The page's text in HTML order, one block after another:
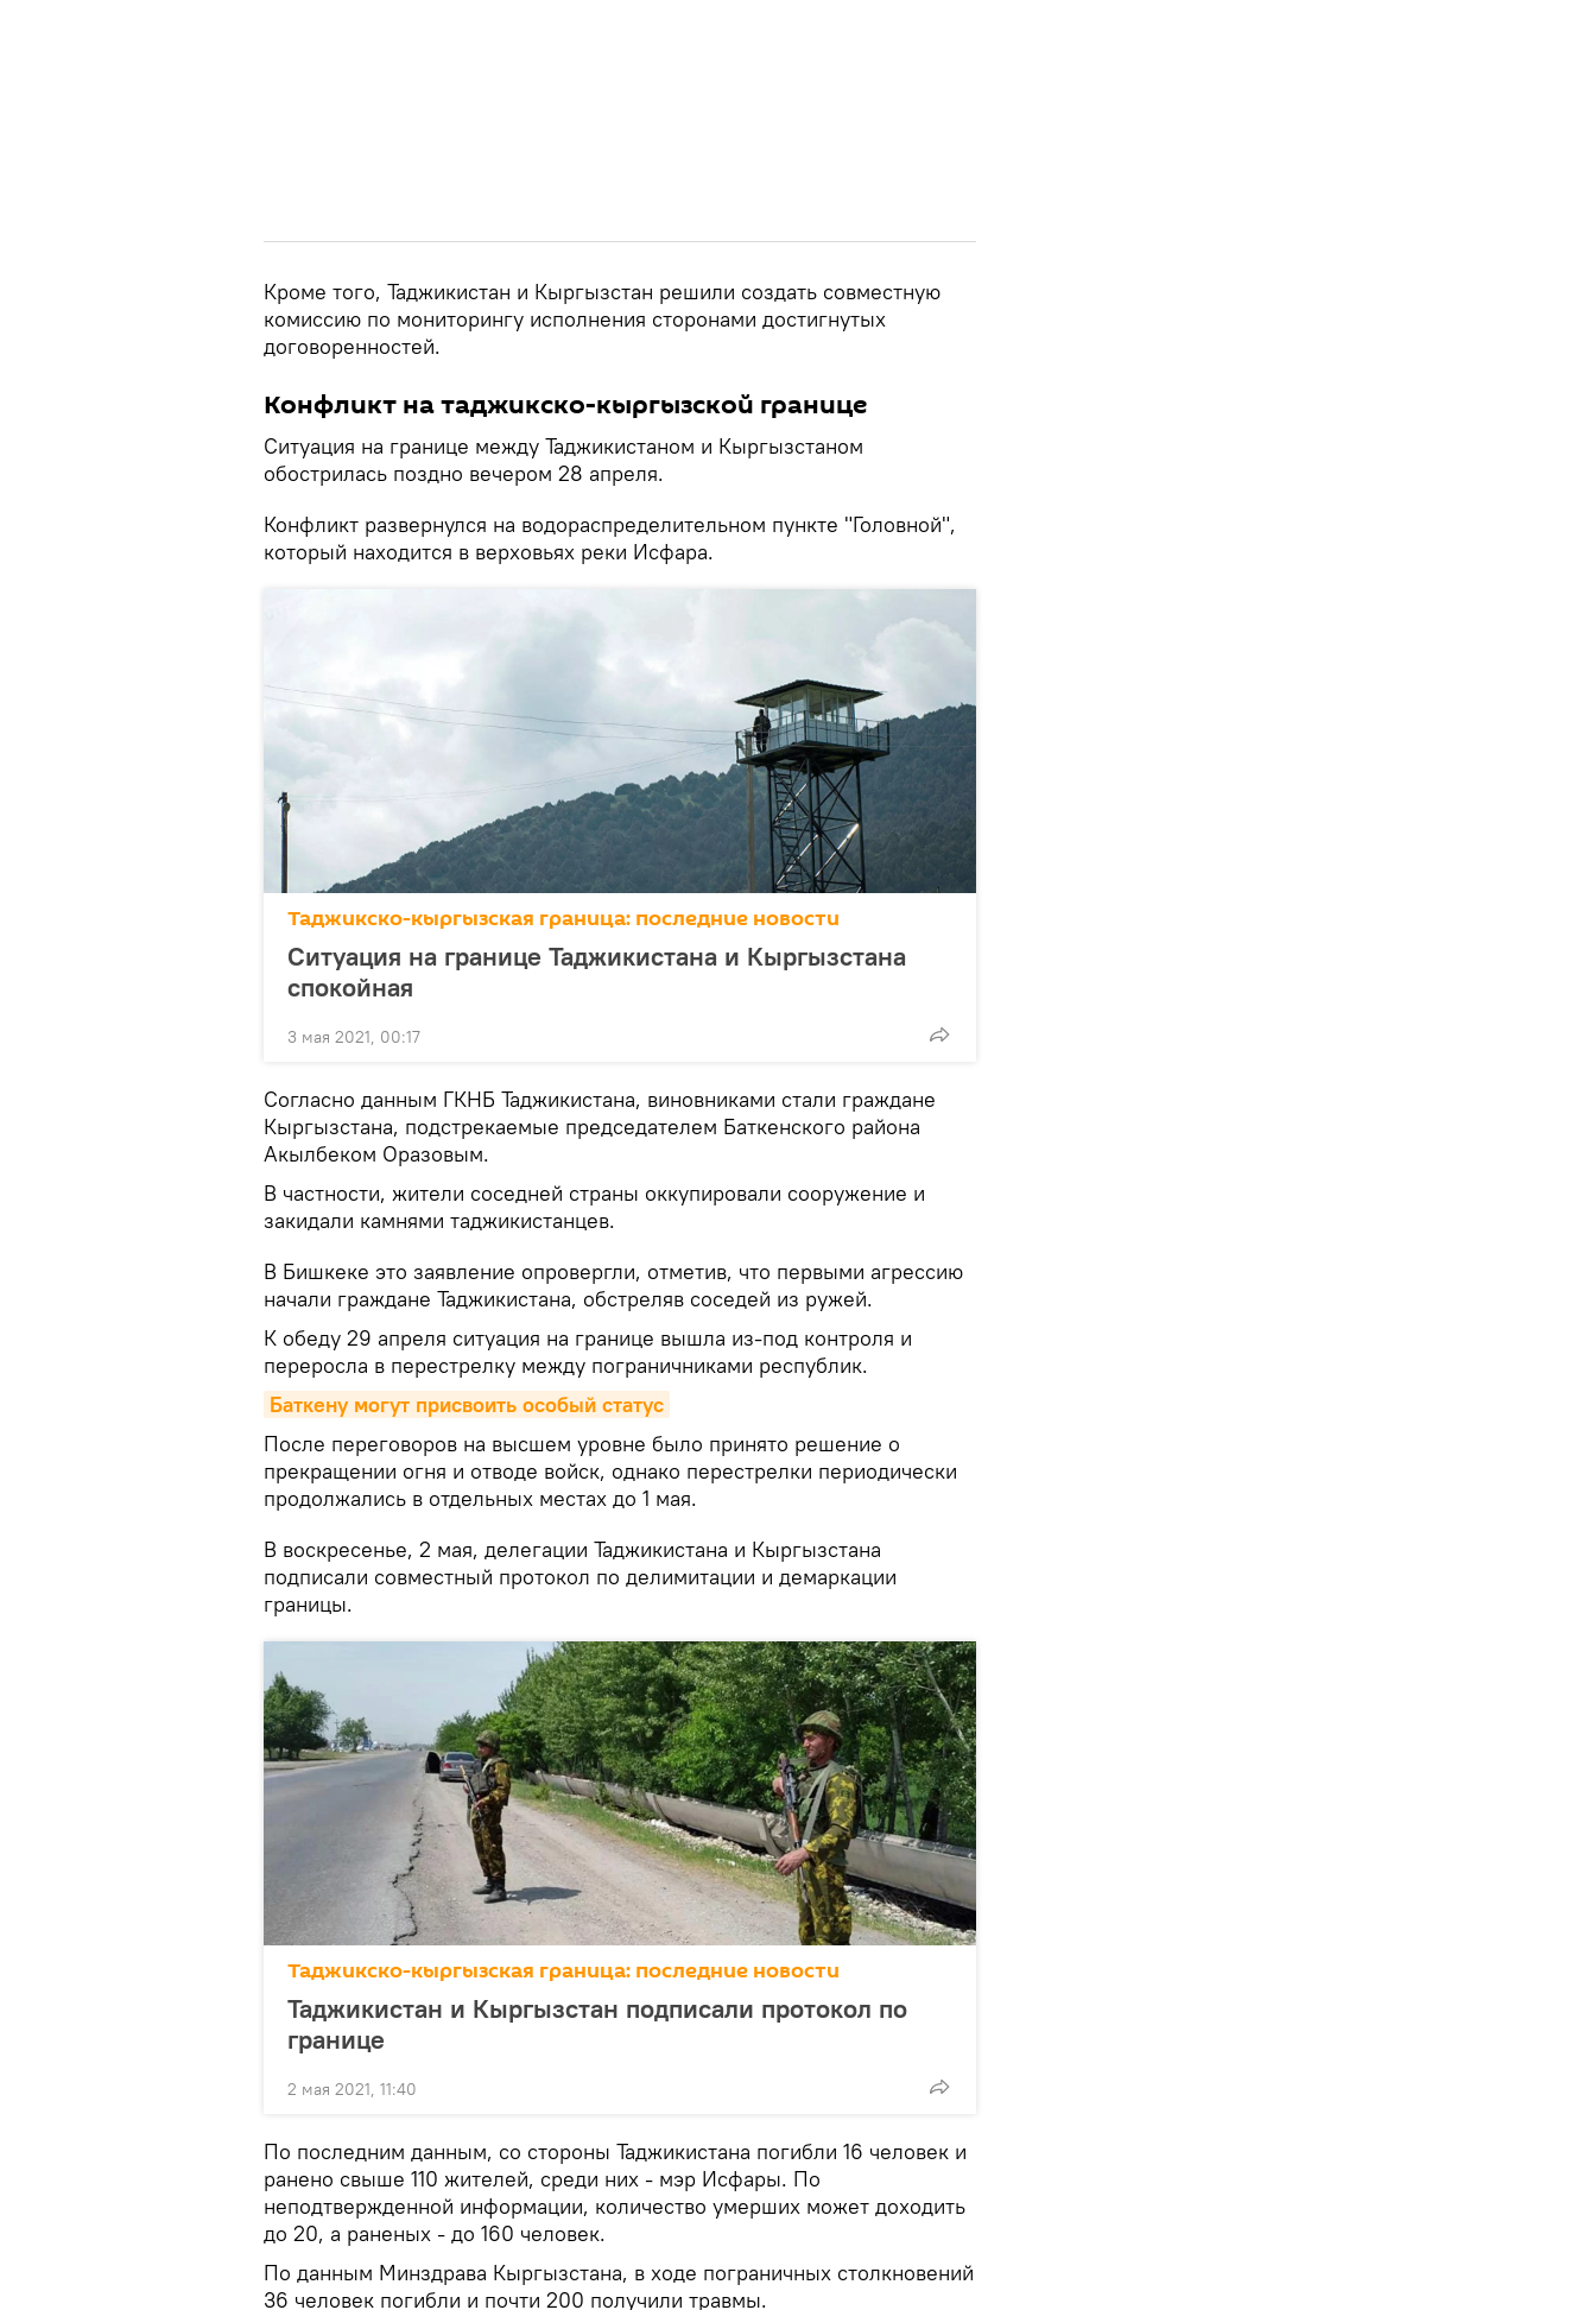
Кроме того, Таджикистан и Кыргызстан решили создать совместную
комиссию по мониторингу исполнения сторонами достигнутых
договоренностей.
Конфликт на таджикско-кыргызской границе
Ситуация на границе между Таджикистаном и Кыргызстаном
обострилась поздно вечером 28 апреля.
Конфликт развернулся на водораспределительном пункте "Головной",
который находится в верховьях реки Исфара.
Таджикско-кыргызская граница: последние новости
Ситуация на границе Таджикистана и Кыргызстана
спокойная
3 мая 2021, 00:17
Согласно данным ГКНБ Таджикистана, виновниками стали граждане
Кыргызстана, подстрекаемые председателем Баткенского района
Акылбеком Оразовым.
В частности, жители соседней страны оккупировали сооружение и
закидали камнями таджикистанцев.
В Бишкеке это заявление опровергли, отметив, что первыми агрессию
начали граждане Таджикистана, обстреляв соседей из ружей.
К обеду 29 апреля ситуация на границе вышла из-под контроля и
переросла в перестрелку между пограничниками республик.
Баткену могут присвоить особый статус
После переговоров на высшем уровне было принято решение о
прекращении огня и отводе войск, однако перестрелки периодически
продолжались в отдельных местах до 1 мая.
В воскресенье, 2 мая, делегации Таджикистана и Кыргызстана
подписали совместный протокол по делимитации и демаркации
границы.
Таджикско-кыргызская граница: последние новости
Таджикистан и Кыргызстан подписали протокол по
границе
2 мая 2021, 11:40
По последним данным, со стороны Таджикистана погибли 16 человек и
ранено свыше 110 жителей, среди них - мэр Исфары. По
неподтвержденной информации, количество умерших может доходить
до 20, а раненых - до 160 человек.
По данным Минздрава Кыргызстана, в ходе пограничных столкновений
36 человек погибли и почти 200 получили травмы.